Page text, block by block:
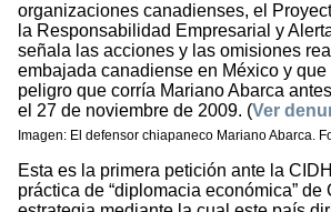
organizaciones canadienses, el
la Responsabilidad Empresarial y
señala las acciones y las omisiones
embajada canadiense en México y que
peligro que corría Mariano Abarca
el 27 de noviembre de 2009. (Ver
Imagen: El defensor chiapaneco Mariano Abarca.
Esta es la primera petición ante la
práctica de “diplomacia económica” de